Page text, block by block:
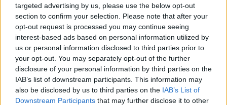
targeted advertising by us, please use the below opt-out
section to confirm your selection. Please note that after your
opt-out request is processed you may continue seeing
interest-based ads based on personal information utilized by
us or personal information disclosed to third parties prior to
your opt-out. You may separately opt-out of the further
disclosure of your personal information by third parties on the
IAB’s list of downstream participants. This information may
also be disclosed by us to third parties on the IAB’s List of
Downstream Participants that may further disclose it to other
Sigue leyendo
CRIPTOMONEDAS